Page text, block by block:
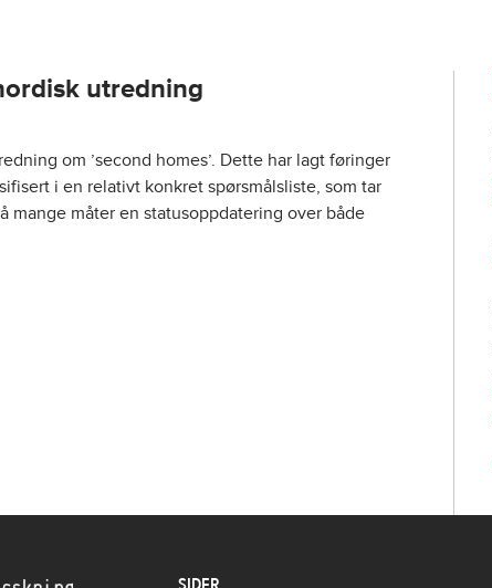
utredning
om ’second homes’. Dette har lagt føringer
i en relativt konkret spørsmålsliste, som tar
mange måter en statusoppdatering over både